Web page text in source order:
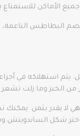
البطاطس
لا يقدر بثمن.